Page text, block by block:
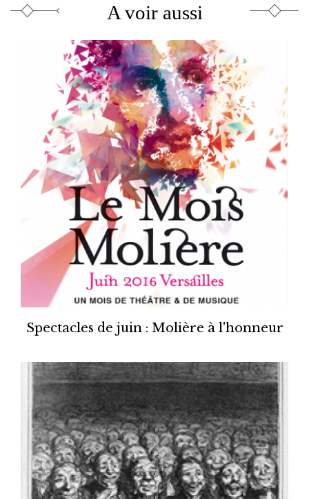
A voir aussi
Spectacles de juin : Molière à l'honneur